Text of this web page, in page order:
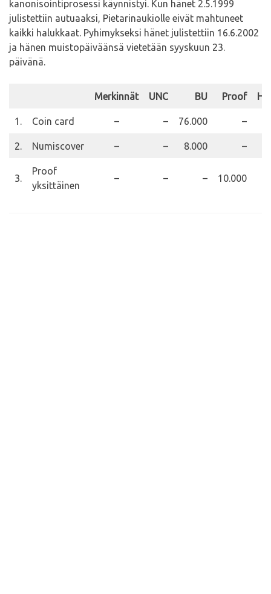
kanonisointiprosessi käynnistyi. Kun hänet 2.5.1999
julistettiin autuaaksi, Pietarinaukiolle eivät mahtuneet
kaikki halukkaat. Pyhimykseksi hänet julistettiin 16.6.2002
ja hänen muistopäiväänsä vietetään syyskuun 23.
päivänä.
Merkinnät UNC BU Proof
1. Coin card – – 76.000 –
2. Numiscover – – 8.000 –
3.
Proof
yksittäinen
– – – 10.000